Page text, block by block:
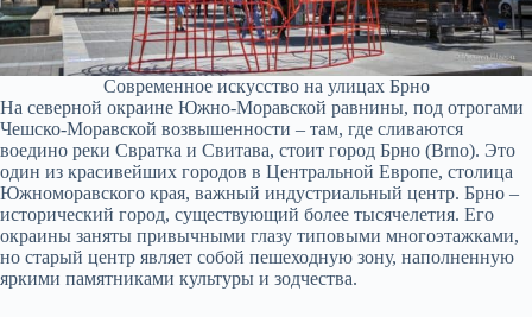
Современное искусство на улицах Брно
На северной окраине Южно-Моравской равнины, под отрогами
Чешско-Моравской возвышенности – там, где сливаются
воедино реки Свратка и Свитава, стоит город Брно (Brno). Это
один из красивейших городов в Центральной Европе, столица
Южноморавского края, важный индустриальный центр. Брно –
исторический город, существующий более тысячелетия. Его
окраины заняты привычными глазу типовыми многоэтажками,
но старый центр являет собой пешеходную зону, наполненную
яркими памятниками культуры и зодчества.